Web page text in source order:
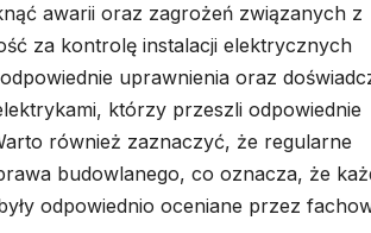
awarii oraz zagrożeń związanych z
za kontrolę instalacji elektrycznych
uprawnienia oraz
którzy przeszli odpowiednie
również zaznaczyć, że regularne
budowlanego, co oznacza, że
odpowiednio oceniane przez